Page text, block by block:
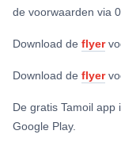
de voorwaarden via
Download de flyer
Download de flyer
De gratis Tamoil app
Google Play.